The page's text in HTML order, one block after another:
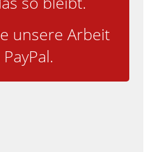
unsere Arbeit